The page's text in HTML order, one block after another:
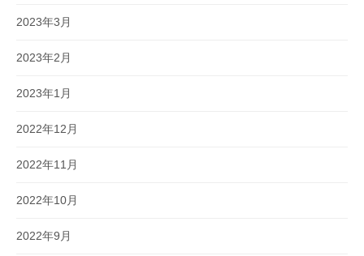
2023年3月
2023年2月
2023年1月
2022年12月
2022年11月
2022年10月
2022年9月